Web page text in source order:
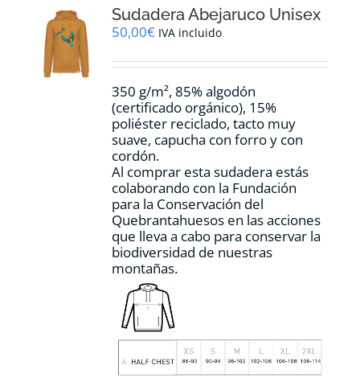
se
pueden
en
página
de
producto
Sudadera Abejaruco Unisex
50,00€ IVA incluido
350 g/m², 85% algodón
(certificado orgánico), 15%
poliéster reciclado, tacto muy
suave, capucha con forro y con
cordón.
Al comprar esta sudadera estás
colaborando con la Fundación
para la Conservación del
Quebrantahuesos en las acciones
que lleva a cabo para conservar la
biodiversidad de nuestras
montañas.